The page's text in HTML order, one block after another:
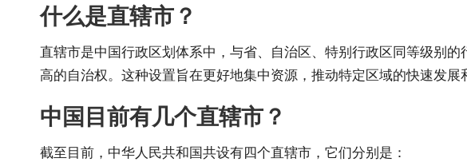
什么是直辖市？
直辖市是中国行政区划体系中，与省、自治区、特别行政区同等级别
高的自治权。这种设置旨在更好地集中资源，推动特定区域的快速发展
中国目前有几个直辖市？
截至目前，中华人民共和国共设有四个直辖市，它们分别是：